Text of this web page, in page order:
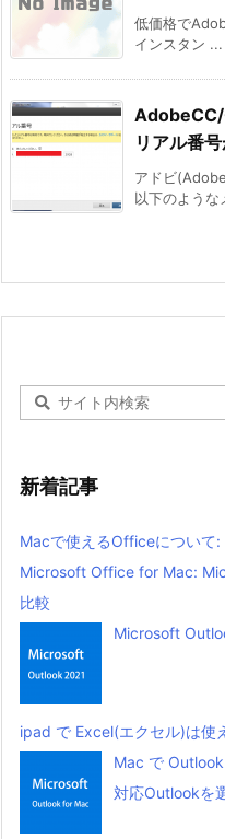
低価格で
インスタン ...
AdobeCC/
リアル番
アドビ
以下のような
新着記事
Macで使えるOfficeについて:
Microsoft Office for Mac:
比較
Microsoft
ipad で Excel(エクセル)は使
Mac で
対応Outlookを